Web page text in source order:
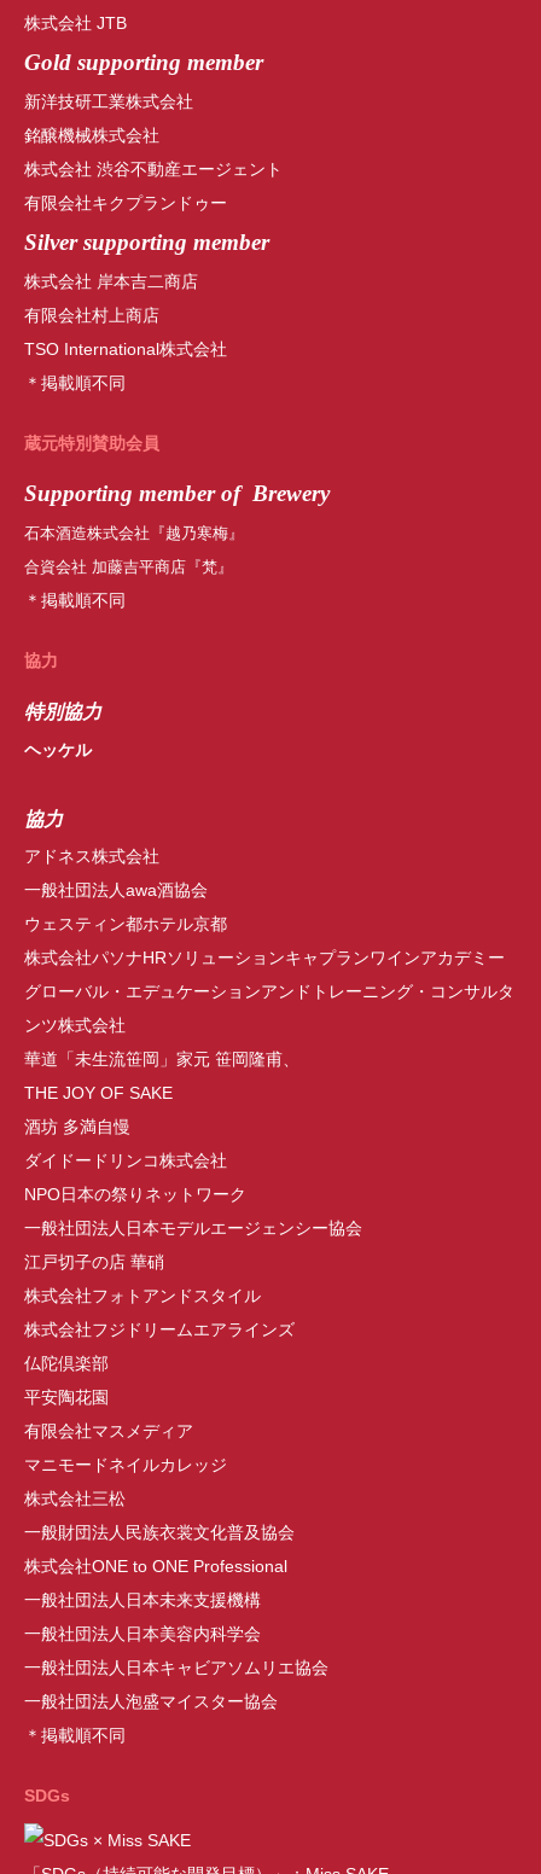
株式会社 JTB
Gold supporting member
新洋技研工業株式会社
銘醸機械株式会社
株式会社 渋谷不動産エージェント
有限会社キクプランドゥー
Silver supporting member
株式会社 岸本吉二商店
有限会社村上商店
TSO International株式会社
＊掲載順不同
蔵元特別賛助会員
Supporting member of Brewery
石本酒造株式会社『越乃寒梅』
合資会社 加藤吉平商店『梵』
＊掲載順不同
協力
特別協力
ヘッケル
協力
アドネス株式会社
一般社団法人awa酒協会
ウェスティン都ホテル京都
株式会社パソナHRソリューションキャプランワインアカデミー
グローバル・エデュケーションアンドトレーニング・コンサルタ
ンツ株式会社
華道「未生流笹岡」家元 笹岡隆甫、
THE JOY OF SAKE
酒坊 多満自慢
ダイドードリンコ株式会社
NPO日本の祭りネットワーク
一般社団法人日本モデルエージェンシー協会
江戸切子の店 華硝
株式会社フォトアンドスタイル
株式会社フジドリームエアラインズ
仏陀倶楽部
平安陶花園
有限会社マスメディア
マニモードネイルカレッジ
株式会社三松
一般財団法人民族衣裳文化普及協会
株式会社ONE to ONE Professional
一般社団法人日本未来支援機構
一般社団法人日本美容内科学会
一般社団法人日本キャビアソムリエ協会
一般社団法人泡盛マイスター協会
＊掲載順不同
SDGs